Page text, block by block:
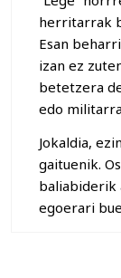
herritarrak
Esan
izan ez
betetzera
edo
Jokaldia,
gaituenik.
baliabiderik
egoerari